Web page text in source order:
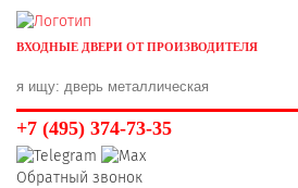
ВХОДНЫЕ ДВЕРИ ОТ ПРОИЗВОДИТЕЛЯ
+7 (495) 374-73-35
Обратный звонок